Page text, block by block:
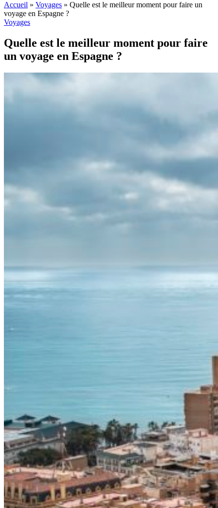
Accueil » Voyages » Quelle est le meilleur moment pour faire un
voyage en Espagne ?
Voyages
Quelle est le meilleur moment pour faire
un voyage en Espagne ?